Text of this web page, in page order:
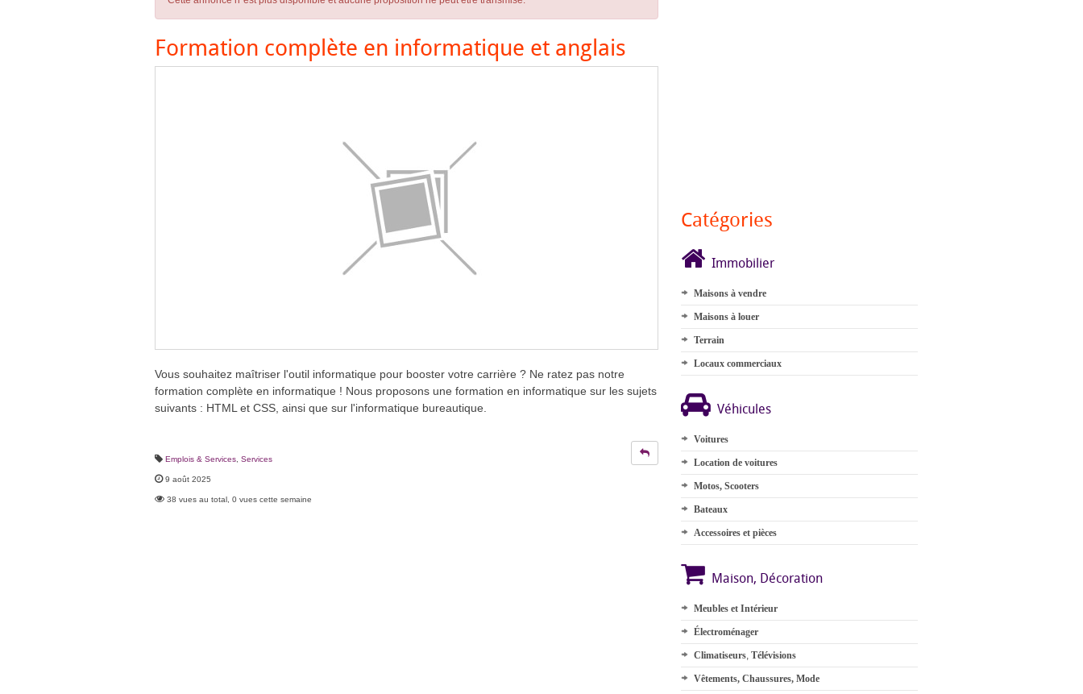
Formation complète en informatique et anglais
Vous souhaitez maîtriser l'outil informatique pour booster votre carrière ? Ne ratez pas notre
formation complète en informatique ! Nous proposons une formation en informatique sur les sujets
suivants : HTML et CSS, ainsi que sur l'informatique bureautique.
Emplois & Services Services
9 août 2025
38 vues au total, 0 vues cette semaine
Catégories
Immobilier
Maisons à vendre
Maisons à louer
Terrain
Locaux commerciaux
Véhicules
Voitures
Location de voitures
Motos, Scooters
Bateaux
Accessoires et pièces
Maison, Décoration
Meubles et Intérieur
Électroménager
Climatiseurs, Télévisions
Vêtements, Chaussures, Mode